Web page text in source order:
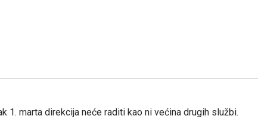
1. marta direkcija neće raditi kao ni većina drugih službi.